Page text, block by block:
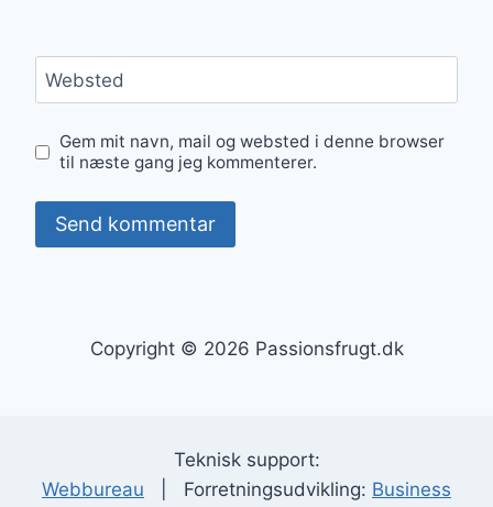
Websted
Gem mit navn, mail og websted i denne browser
til næste gang jeg kommenterer.
Copyright © 2026 Passionsfrugt.dk
Teknisk support:
Webbureau | Forretningsudvikling: Business